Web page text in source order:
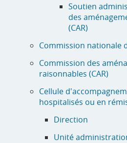
Soutien
des
(CAR)
Commission nationale
Commission des
raisonnables (CAR)
Cellule
hospitalisés ou en
Direction
Unité